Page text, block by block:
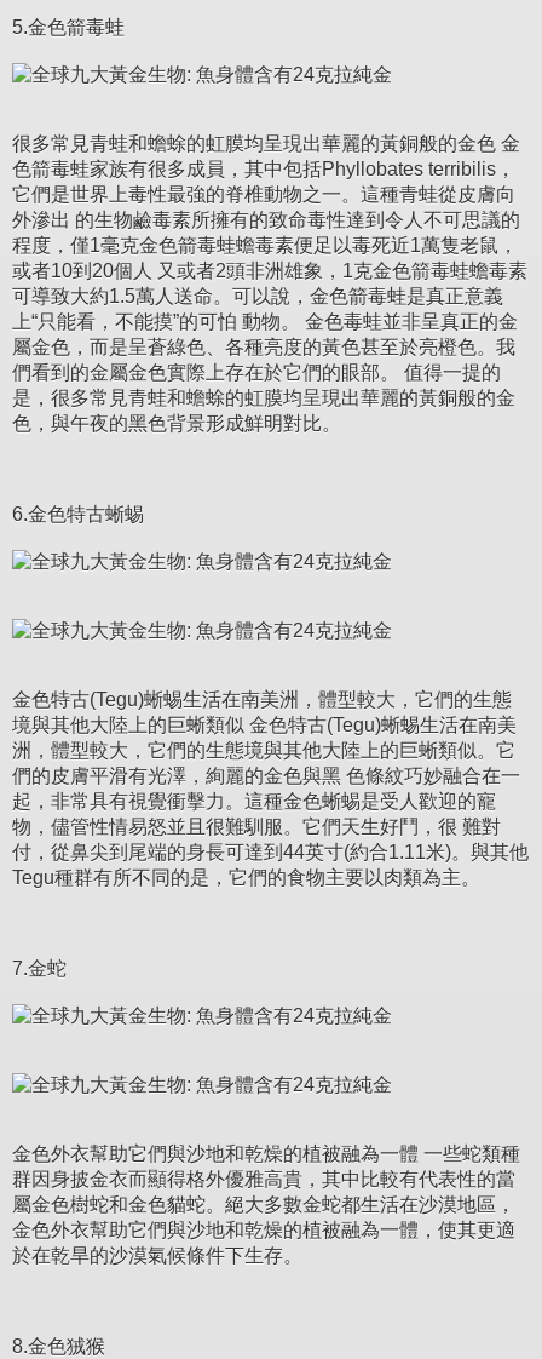
5.金色箭毒蛙
很多常見青蛙和蟾蜍的虹膜均呈現出華麗的黃銅般的金色 金
色箭毒蛙家族有很多成員，其中包括Phyllobates terribilis，
它們是世界上毒性最強的脊椎動物之一。這種青蛙從皮膚向
外滲出 的生物鹼毒素所擁有的致命毒性達到令人不可思議的
程度，僅1毫克金色箭毒蛙蟾毒素便足以毒死近1萬隻老鼠，
或者10到20個人 又或者2頭非洲雄象，1克金色箭毒蛙蟾毒素
可導致大約1.5萬人送命。可以說，金色箭毒蛙是真正意義
上“只能看，不能摸”的可怕 動物。 金色毒蛙並非呈真正的金
屬金色，而是呈蒼綠色、各種亮度的黃色甚至於亮橙色。我
們看到的金屬金色實際上存在於它們的眼部。 值得一提的
是，很多常見青蛙和蟾蜍的虹膜均呈現出華麗的黃銅般的金
色，與午夜的黑色背景形成鮮明對比。
6.金色特古蜥蜴
金色特古(Tegu)蜥蜴生活在南美洲，體型較大，它們的生態
境與其他大陸上的巨蜥類似 金色特古(Tegu)蜥蜴生活在南美
洲，體型較大，它們的生態境與其他大陸上的巨蜥類似。它
們的皮膚平滑有光澤，絢麗的金色與黑 色條紋巧妙融合在一
起，非常具有視覺衝擊力。這種金色蜥蜴是受人歡迎的寵
物，儘管性情易怒並且很難馴服。它們天生好鬥，很 難對
付，從鼻尖到尾端的身長可達到44英寸(約合1.11米)。與其他
Tegu種群有所不同的是，它們的食物主要以肉類為主。
7.金蛇
金色外衣幫助它們與沙地和乾燥的植被融為一體 一些蛇類種
群因身披金衣而顯得格外優雅高貴，其中比較有代表性的當
屬金色樹蛇和金色貓蛇。絕大多數金蛇都生活在沙漠地區，
金色外衣幫助它們與沙地和乾燥的植被融為一體，使其更適
於在乾旱的沙漠氣候條件下生存。
8.金色狨猴